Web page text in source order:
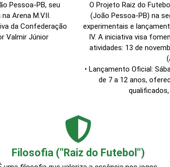
Pessoa-PB, seu
Arena M.VII.
da Confederação
Valmir Júnior
O Projeto Raiz do
(João Pessoa-PB) na
experimentais e
IV. A iniciativa visa
atividades: 13 de
• Lançamento Oficial:
de 7 a 12 anos,
Filosofia ("Raiz do Futebol")